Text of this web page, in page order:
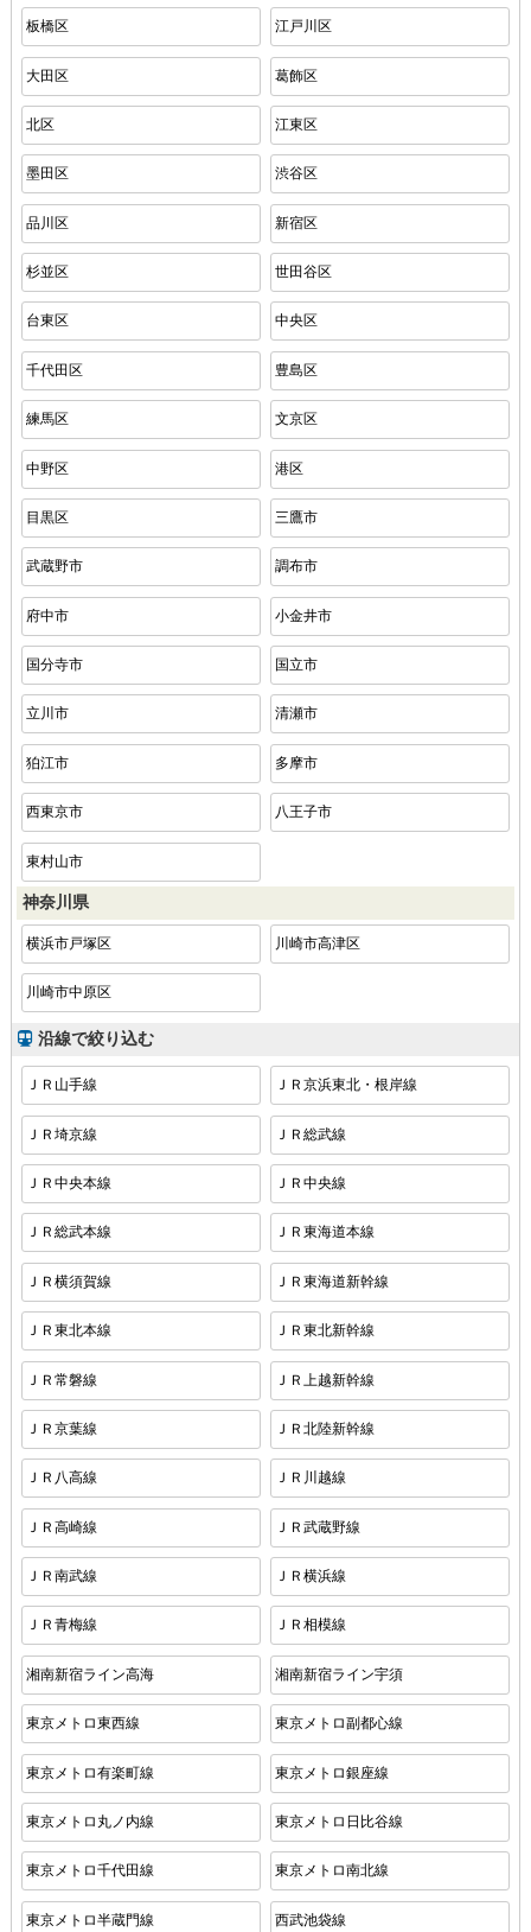
板橋区 江戸川区
大田区 葛飾区
北区 江東区
墨田区 渋谷区
品川区 新宿区
杉並区 世田谷区
台東区 中央区
千代田区 豊島区
練馬区 文京区
中野区 港区
目黒区 三鷹市
武蔵野市 調布市
府中市 小金井市
国分寺市 国立市
立川市 清瀬市
狛江市 多摩市
西東京市 八王子市
東村山市
神奈川県
横浜市戸塚区 川崎市高津区
川崎市中原区
沿線で絞り込む
ＪＲ山手線 ＪＲ京浜東北・根岸線
ＪＲ埼京線 ＪＲ総武線
ＪＲ中央本線 ＪＲ中央線
ＪＲ総武本線 ＪＲ東海道本線
ＪＲ横須賀線 ＪＲ東海道新幹線
ＪＲ東北本線 ＪＲ東北新幹線
ＪＲ常磐線 ＪＲ上越新幹線
ＪＲ京葉線 ＪＲ北陸新幹線
ＪＲ八高線 ＪＲ川越線
ＪＲ高崎線 ＪＲ武蔵野線
ＪＲ南武線 ＪＲ横浜線
ＪＲ青梅線 ＪＲ相模線
湘南新宿ライン高海 湘南新宿ライン宇須
東京メトロ東西線 東京メトロ副都心線
東京メトロ有楽町線 東京メトロ銀座線
東京メトロ丸ノ内線 東京メトロ日比谷線
東京メトロ千代田線 東京メトロ南北線
東京メトロ半蔵門線 西武池袋線